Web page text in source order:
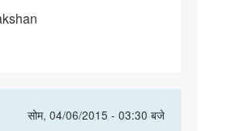
सोम, 04/06/2015 - 03:30 बजे